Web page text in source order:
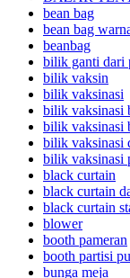
bean bag
bean bag
beanbag
bilik ganti dari
bilik vaksin
bilik vaksinasi
bilik vaksinasi
bilik vaksinasi
bilik vaksinasi
bilik vaksinasi
black curtain
black curtain
black curtain
blower
booth pameran
booth partisi
bunga meja